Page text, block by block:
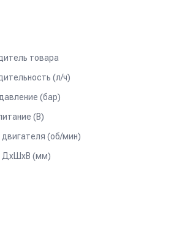
товара
(л/ч)
(бар)
(В)
(об/мин)
ДхШхВ (мм)